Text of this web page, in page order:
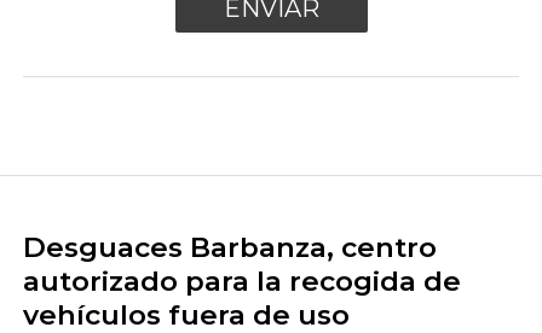
Desguaces Barbanza, centro
autorizado para la recogida de
vehículos fuera de uso